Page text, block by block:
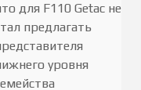
для F110 Getac не
предлагать
уровня